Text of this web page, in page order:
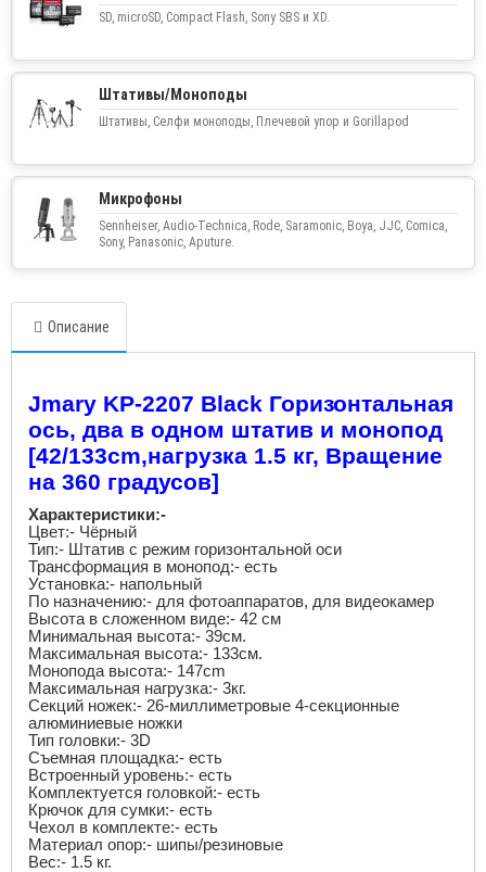
SD, microSD, Compact Flash, Sony SBS и XD.
Штативы/Моноподы
Штативы, Селфи моноподы, Плечевой упор и Gorillapod
Микрофоны
Sennheiser, Audio-Technica, Rode, Saramonic, Boya, JJC, Comica,
Sony, Panasonic, Aputure.
Описание
Jmary KP-2207 Black Горизонтальная
ось, два в одном штатив и монопод
[42/133cm,нагрузка 1.5 кг, Вращение
на 360 градусов]
Характеристики:-
Цвет:- Чёрный
Тип:- Штатив с режим горизонтальной оси
Трансформация в монопод:- есть
Установка:- напольный
По назначению:- для фотоаппаратов, для видеокамер
Высота в сложенном виде:- 42 см
Минимальная высота:- 39см.
Максимальная высота:- 133см.
Монопода высота:- 147cm
Максимальная нагрузка:- 3кг.
Секций ножек:- 26-миллиметровые 4-секционные
алюминиевые ножки
Тип головки:- 3D
Съемная площадка:- есть
Встроенный уровень:- есть
Комплектуется головкой:- есть
Крючок для сумки:- есть
Чехол в комплекте:- есть
Материал опор:- шипы/резиновые
Вес:- 1.5 кг.